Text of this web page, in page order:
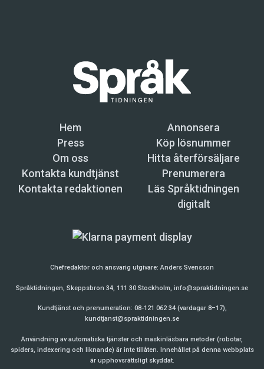
Hem
Annonsera
Press
Köp lösnummer
Om oss
Hitta återförsäljare
Kontakta kundtjänst
Prenumerera
Kontakta redaktionen
Läs Språktidningen
digitalt
Chefredaktör och ansvarig utgivare:Anders Svensson
Språktidningen, Skeppsbron 34, 111 30 Stockholm, info@spraktidningen.se
Kundtjänst och prenumeration: 08-121 062 34 (vardagar 8–17),
kundtjanst@spraktidningen.se
Användning av automatiska tjänster och maskinläsbara metoder (robotar,
spiders, indexering och liknande) är inte tillåten. Innehållet på denna webbplats
är upphovsrättsligt skyddat.